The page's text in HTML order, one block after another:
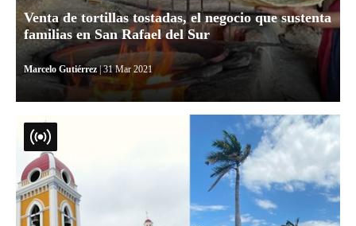
Venta de tortillas tostadas, el negocio que sustenta
familias en San Rafael del Sur
Marcelo Gutiérrez| 31 Mar 2021